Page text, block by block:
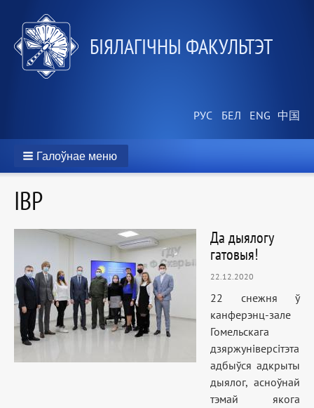
БІЯЛАГІЧНЫ ФАКУЛЬТЭТ
Галоўнае меню
IВР
Да дыялогу
гатовыя!
22.12.2020
22 снежня ў
канферэнц-зале
Гомельскага
дзяржуніверсітэта
адбыўся адкрыты
дыялог, асноўнай
тэмай якога